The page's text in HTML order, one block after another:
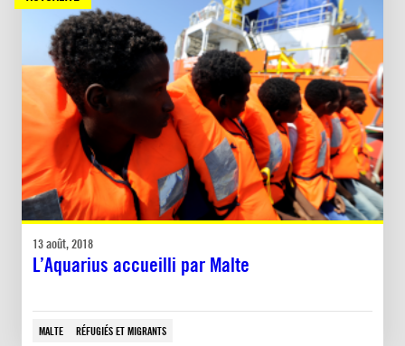
13 août, 2018
L’Aquarius accueilli par Malte
MALTE RÉFUGIÉS ET MIGRANTS